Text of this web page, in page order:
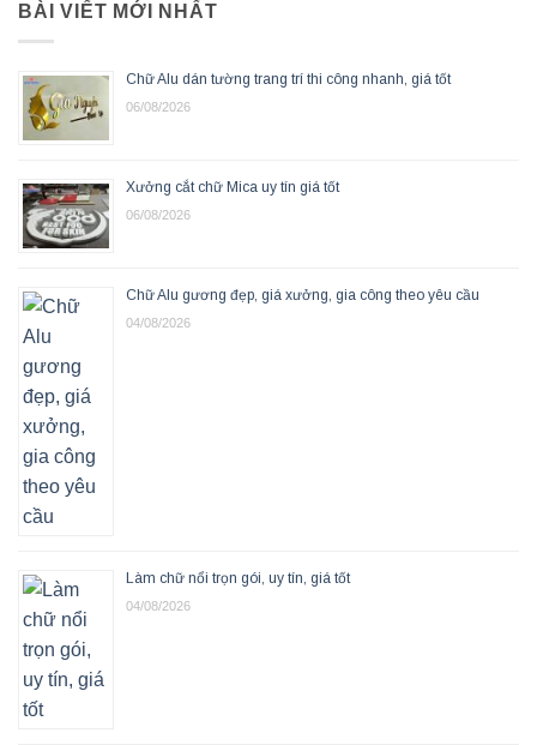
BÀI VIẾT MỚI NHẤT
Chữ Alu dán tường trang trí thi công nhanh, giá tốt
06/08/2026
Xưởng cắt chữ Mica uy tín giá tốt
06/08/2026
Chữ Alu gương đẹp, giá xưởng, gia công theo yêu cầu
04/08/2026
Làm chữ nổi trọn gói, uy tín, giá tốt
04/08/2026